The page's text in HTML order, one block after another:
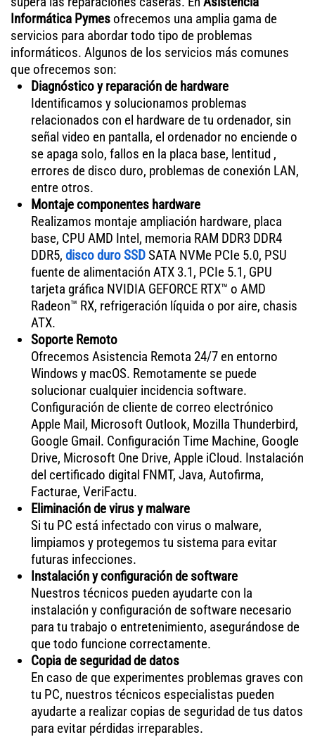
Informática Pymesofrecemos una amplia gama de
servicios para abordar todo tipo de problemas
informáticos. Algunos de los servicios más comunes
que ofrecemos son:
Diagnóstico y reparación de hardware
Identificamos y solucionamos problemas
relacionados con el hardware de tu ordenador, sin
señal video en pantalla, el ordenador no enciende o
se apaga solo, fallos en la placa base, lentitud ,
errores de disco duro, problemas de conexión LAN,
entre otros.
Montaje componentes hardware
Realizamos montaje ampliación hardware, placa
base, CPU AMD Intel, memoria RAM DDR3 DDR4
DDR5, disco duro SSDSATA NVMe PCIe 5.0, PSU
fuente de alimentación ATX 3.1, PCIe 5.1, GPU
tarjeta gráfica NVIDIA GEFORCE RTX™ o AMD
Radeon™ RX, refrigeración líquida o por aire, chasis
ATX.
Soporte Remoto
Ofrecemos Asistencia Remota 24/7 en entorno
Windows y macOS. Remotamente se puede
solucionar cualquier incidencia software.
Configuración de cliente de correo electrónico
Apple Mail, Microsoft Outlook, Mozilla Thunderbird,
Google Gmail. Configuración Time Machine, Google
Drive, Microsoft One Drive, Apple iCloud. Instalación
del certificado digital FNMT, Java, Autofirma,
Facturae, VeriFactu.
Eliminación de virus y malware
Si tu PC está infectado con virus o malware,
limpiamos y protegemos tu sistema para evitar
futuras infecciones.
Instalación y configuración de software
Nuestros técnicos pueden ayudarte con la
instalación y configuración de software necesario
para tu trabajo o entretenimiento, asegurándose de
que todo funcione correctamente.
Copia de seguridad de datos
En caso de que experimentes problemas graves con
tu PC, nuestros técnicos especialistas pueden
ayudarte a realizar copias de seguridad de tus datos
para evitar pérdidas irreparables.